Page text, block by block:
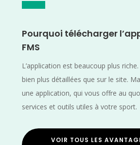
Pourquoi télécharger
FMS
L’application est beaucoup plus
bien plus détaillées que sur le site.
une application, qui vous offre au
services et outils utiles à votre sport.
VOIR TOUS LES